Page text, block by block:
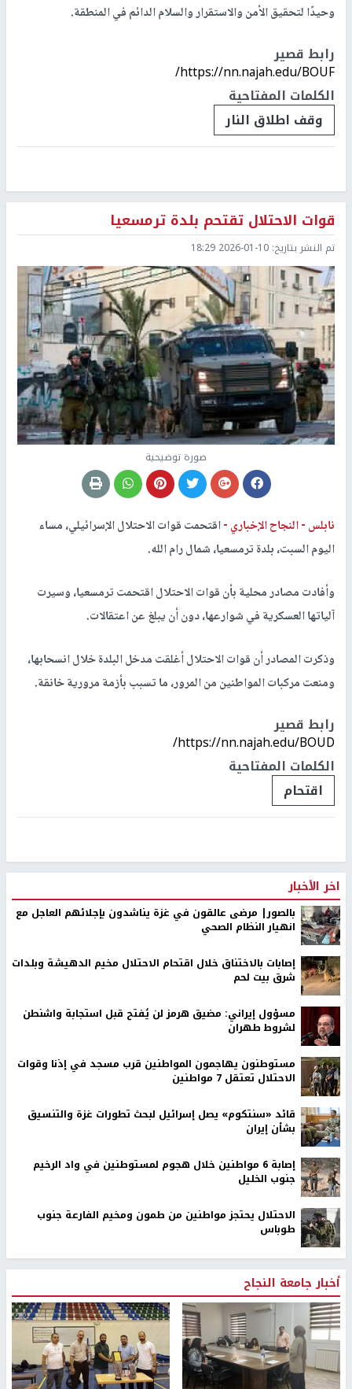
وحيدًا لتحقيق الأمن والاستقرار والسلام الدائم في المنطقة.
رابط قصير
https://nn.najah.edu/BOUF/
الكلمات المفتاحية
وقف اطلاق النار
قوات الاحتلال تقتحم بلدة ترمسعيا
تم النشر بتاريخ: 2026-01-10 18:29
صورة توضيحية
نابلس -النجاح الإخباري -اقتحمت قوات الاحتلال الإسرائيلي، مساء
اليوم السبت، بلدة ترمسعيا، شمال رام الله.
وأفادت مصادر محلية بأن قوات الاحتلال اقتحمت ترمسعيا، وسيرت
آلياتها العسكرية في شوارعها، دون أن يبلغ عن اعتقالات.
وذكرت المصادر أن قوات الاحتلال أغلقت مدخل البلدة خلال انسحابها،
ومنعت مركبات المواطنين من المرور، ما تسبب بأزمة مرورية خانقة.
رابط قصير
https://nn.najah.edu/BOUD/
الكلمات المفتاحية
اقتحام
اخر الأخبار
بالصور| مرضى عالقون في غزة يناشدون بإجلائهم العاجل مع
انهيار النظام الصحي
إصابات بالاختناق خلال اقتحام الاحتلال مخيم الدهيشة وبلدات
شرق بيت لحم
مسؤول إيراني: مضيق هرمز لن يُفتح قبل استجابة واشنطن
لشروط طهران
مستوطنون يهاجمون المواطنين قرب مسجد في إذنا وقوات
الاحتلال تعتقل 7 مواطنين
قائد «سنتكوم» يصل إسرائيل لبحث تطورات غزة والتنسيق
بشأن إيران
إصابة 6 مواطنين خلال هجوم لمستوطنين في واد الرخيم
جنوب الخليل
الاحتلال يحتجز مواطنين من طمون ومخيم الفارعة جنوب
طوباس
أخبار جامعة النجاح